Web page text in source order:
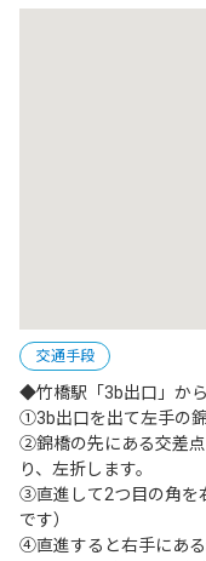
交通手段
◆竹橋駅「3b出口」か
①3b出口を出て左手の錦
②錦橋の先にある交差
り、左折します。
③直進して2つ目の角を
です）
④直進すると右手にあ